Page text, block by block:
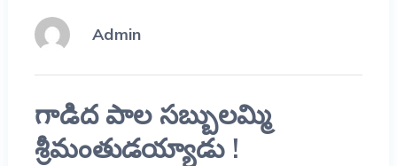
Admin
గాడిద పాల సబ్బులమ్మి
శ్రీమంతుడయ్యాడు !